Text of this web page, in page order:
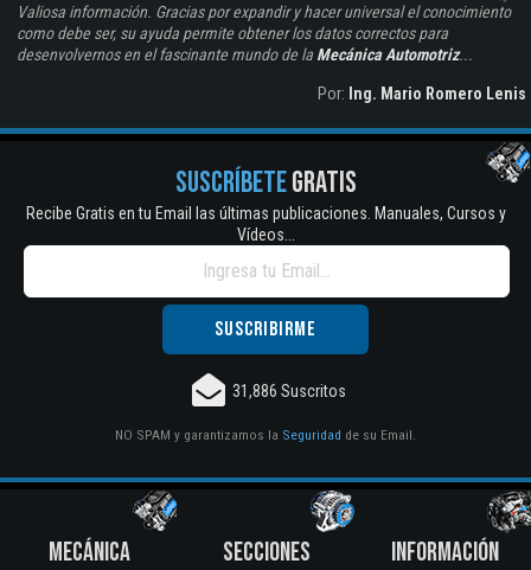
Valiosa información. Gracias por expandir y hacer universal el conocimiento
como debe ser, su ayuda permite obtener los datos correctos para
desenvolvernos en el fascinante mundo de la Mecánica Automotriz...
Por: Ing. Mario Romero Lenis
SUSCRÍBETEGRATIS
Recibe Gratis en tu Email las últimas publicaciones. Manuales, Cursos y
Vídeos...
31,886 Suscritos
NO SPAM y garantizamos la Seguridad de su Email.
MECÁNICA
SECCIONES
INFORMACIÓN